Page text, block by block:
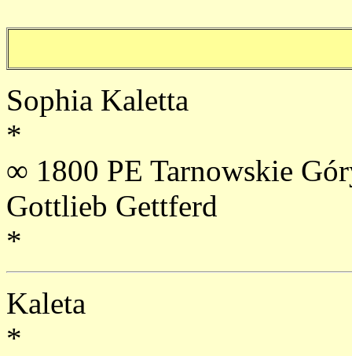
Sophia Kaletta
*
∞ 1800 PE Tarnowskie
Gottlieb Gettferd
*
Kaleta
*